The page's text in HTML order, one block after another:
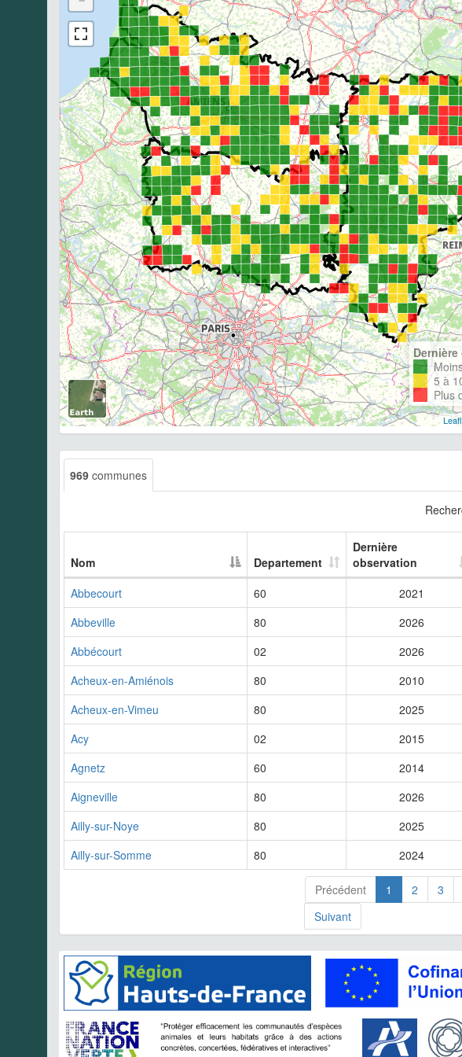
5 à
Plus
969 communes
Nom Departement
Dernière
observation
Abbecourt
60 2021
Abbeville
80 2026
Abbécourt
02 2026
Acheux-en-Amiénois
80 2010
Acheux-en-Vimeu
80 2025
Acy
02 2015
Agnetz
60 2014
Aigneville
80 2026
Ailly-sur-Noye
80 2025
Ailly-sur-Somme
80 2024
Précédent 1 2 3
Suivant